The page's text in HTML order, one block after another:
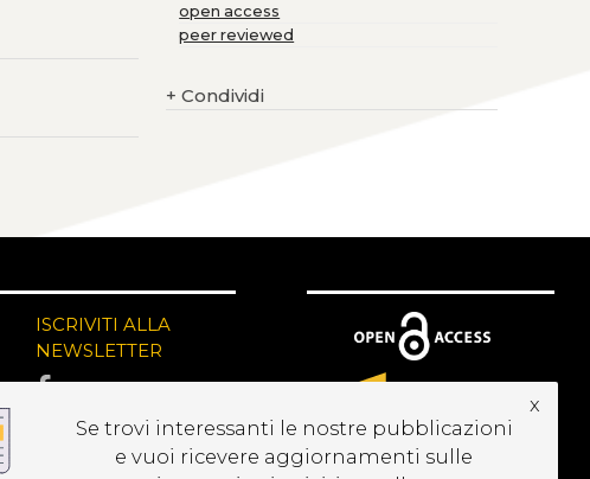
open access
peer reviewed
+ Condividi
ISCRIVITI ALLA
NEWSLETTER
Se trovi interessanti le nostre pubblicazioni
e vuoi ricevere aggiornamenti sulle
x